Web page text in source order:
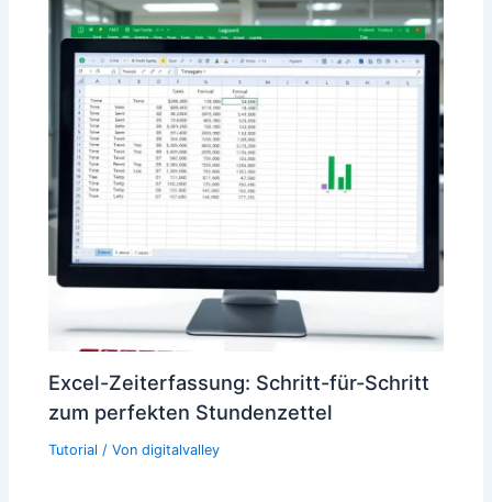
Excel-Zeiterfassung: Schritt-für-Schritt
zum perfekten Stundenzettel
Tutorial / Vondigitalvalley